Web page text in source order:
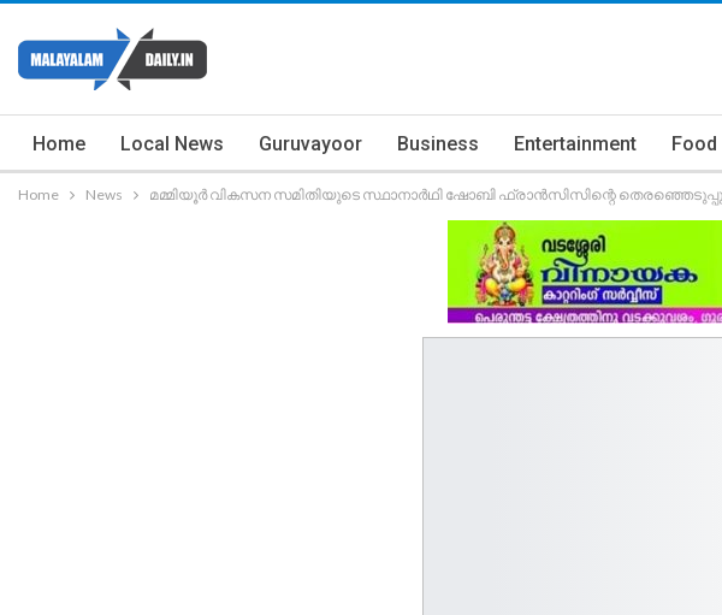
Home Local News Guruvayoor Business Entertainment Food
Home News മമ്മിയൂർ വികസന സമിതിയുടെ സ്ഥാനാർഥി ഷോബി ഫ്രാൻസിസിന്റെ